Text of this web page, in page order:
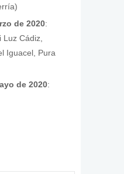
de 2020:
Cádiz,
Iguacel, Pura
de 2020: